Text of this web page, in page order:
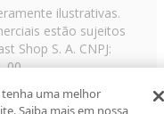
ilustrativas.
estão sujeitos
Shop S. A. CNPJ:
00
Carandiru, São
uma melhor
Saiba mais em nossa